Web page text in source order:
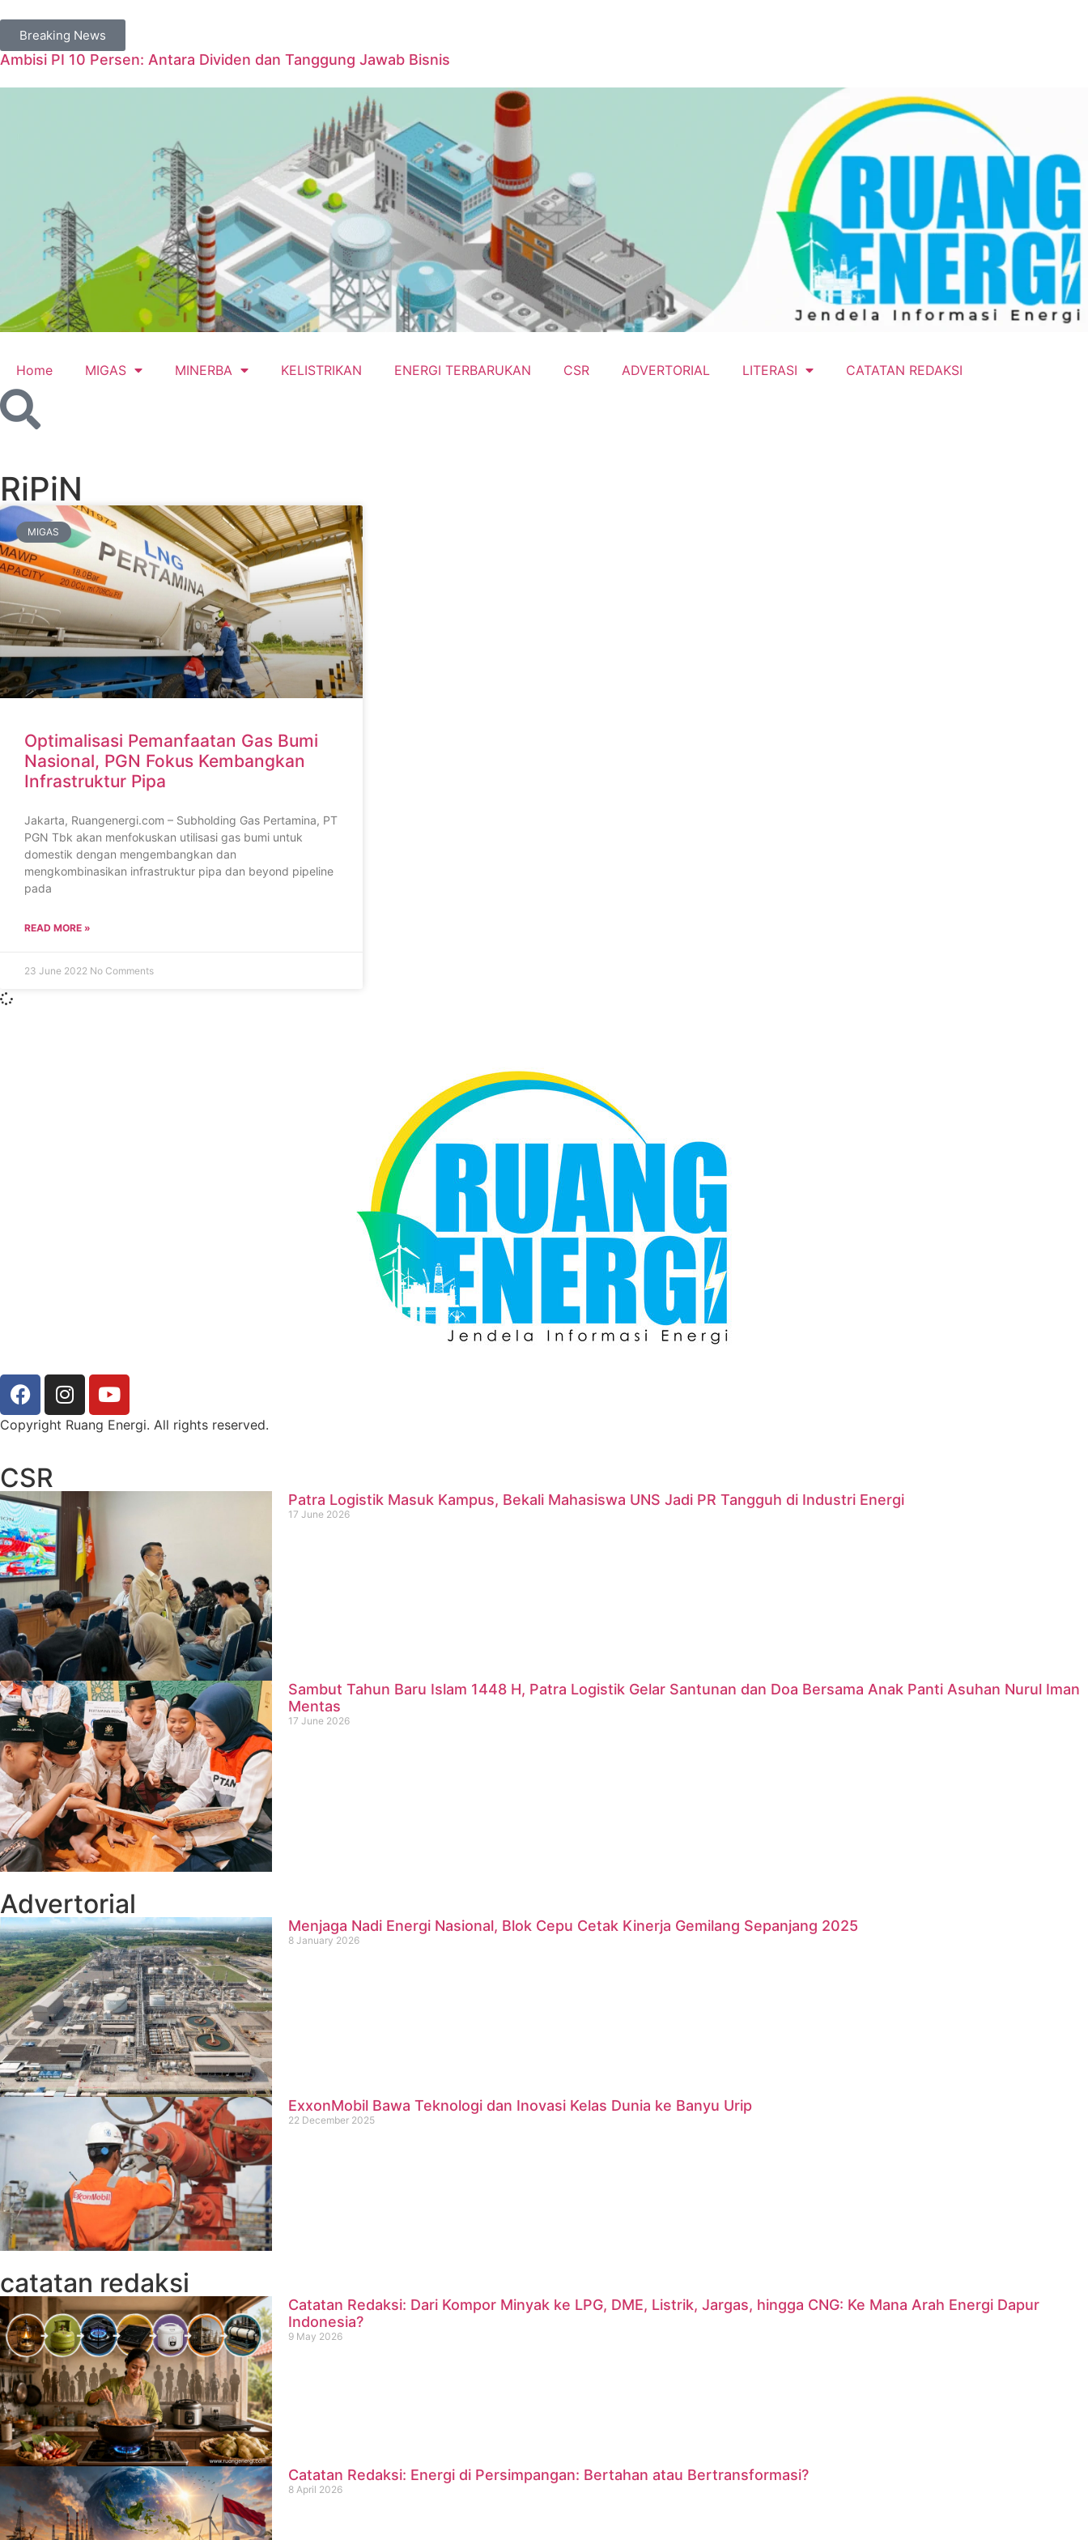
Breaking News
Ambisi PI 10 Persen: Antara Dividen dan Tanggung Jawab Bisnis
Home MIGAS MINERBA KELISTRIKAN ENERGI TERBARUKAN CSR ADVERTORIAL LITERASI CATATAN REDAKSI
RiPiN
MIGAS
Optimalisasi Pemanfaatan Gas Bumi
Nasional, PGN Fokus Kembangkan
Infrastruktur Pipa
Jakarta, Ruangenergi.com – Subholding Gas Pertamina, PT
PGN Tbk akan menfokuskan utilisasi gas bumi untuk
domestik dengan mengembangkan dan
mengkombinasikan infrastruktur pipa dan beyond pipeline
pada
READ MORE »
23 June 2022 No Comments
Copyright Ruang Energi. All rights reserved.
CSR
Patra Logistik Masuk Kampus, Bekali Mahasiswa UNS Jadi PR Tangguh di Industri Energi
17 June 2026
Sambut Tahun Baru Islam 1448 H, Patra Logistik Gelar Santunan dan Doa Bersama Anak Panti Asuhan Nurul Iman
Mentas
17 June 2026
Advertorial
Menjaga Nadi Energi Nasional, Blok Cepu Cetak Kinerja Gemilang Sepanjang 2025
8 January 2026
ExxonMobil Bawa Teknologi dan Inovasi Kelas Dunia ke Banyu Urip
22 December 2025
catatan redaksi
Catatan Redaksi: Dari Kompor Minyak ke LPG, DME, Listrik, Jargas, hingga CNG: Ke Mana Arah Energi Dapur
Indonesia?
9 May 2026
Catatan Redaksi: Energi di Persimpangan: Bertahan atau Bertransformasi?
8 April 2026